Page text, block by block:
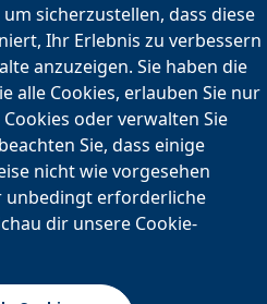
sicherzustellen, dass diese
Ihr Erlebnis zu verbessern
anzuzeigen. Sie haben die
alle Cookies, erlauben Sie nur
oder verwalten Sie
Sie, dass einige
nicht wie vorgesehen
erforderliche
dir unsere Cookie-